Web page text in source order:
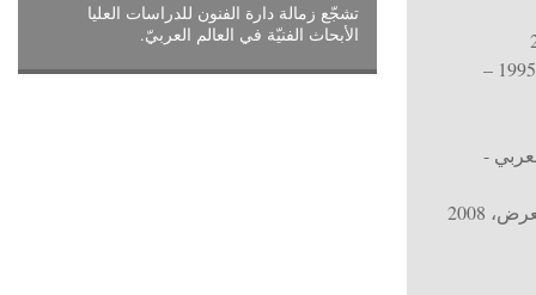
أحياء في البحر الميّت (1995 –
-
، 2008
تشجّع زمالة دارة الفنون للدراسات العليا
الأبحاث الفنيّة في العالم العربيّ.